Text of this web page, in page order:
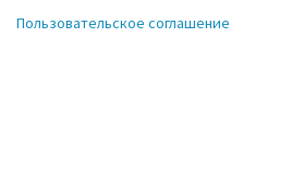
Пользовательское соглашение